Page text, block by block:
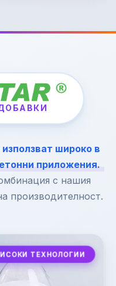
широко в
приложения.
с нашия
производителност.
ТЕХНОЛОГИИ